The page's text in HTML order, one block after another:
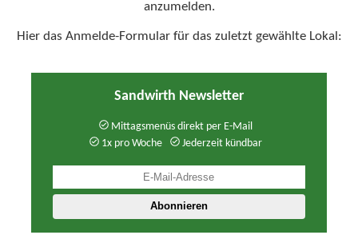
anzumelden.
Hier das Anmelde-Formular für das zuletzt gewählte Lokal:
Sandwirth Newsletter
Mittagsmenüs direkt per E-Mail
1x pro Woche
Jederzeit kündbar